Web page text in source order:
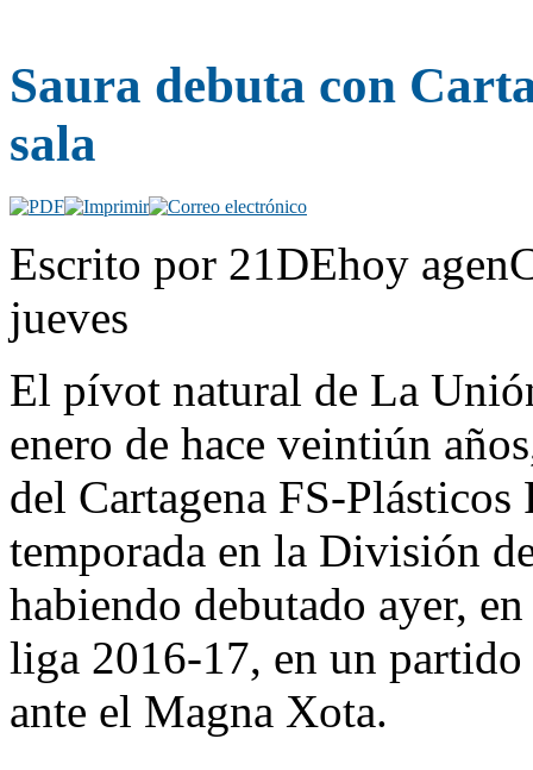
Saura debuta con
sala
Escrito por 21DEhoy
jueves
El pívot natural de La
enero de hace veintiún
del Cartagena FS-Plásticos
temporada en la División
habiendo debutado ayer,
liga 2016-17, en un partido
ante el Magna Xota.